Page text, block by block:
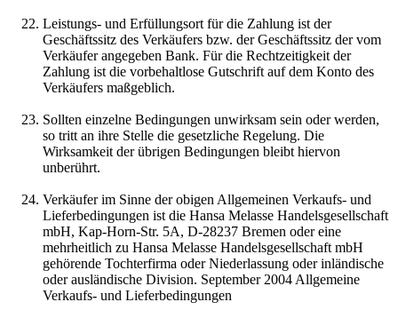
Leistungs- und Erfüllungsort für die Zahlung ist der
Geschäftssitz des Verkäufers bzw. der Geschäftssitz der vom
Verkäufer angegeben Bank. Für die Rechtzeitigkeit der
Zahlung ist die vorbehaltlose Gutschrift auf dem Konto des
Verkäufers maßgeblich.
Sollten einzelne Bedingungen unwirksam sein oder werden,
so tritt an ihre Stelle die gesetzliche Regelung. Die
Wirksamkeit der übrigen Bedingungen bleibt hiervon
unberührt.
Verkäufer im Sinne der obigen Allgemeinen Verkaufs- und
Lieferbedingungen ist die Hansa Melasse Handelsgesellschaft
mbH, Kap-Horn-Str. 5A, D-28237 Bremen oder eine
mehrheitlich zu Hansa Melasse Handelsgesellschaft mbH
gehörende Tochterfirma oder Niederlassung oder inländische
oder ausländische Division. September 2004 Allgemeine
Verkaufs- und Lieferbedingungen